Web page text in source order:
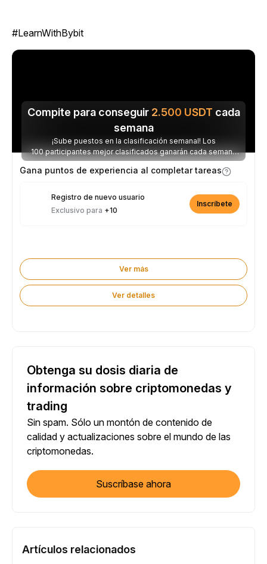
#LearnWithBybit
Compite para conseguir 2.500 USDT cada
semana
¡Sube puestos en la clasificación semanal! Los
100 participantes mejor clasificados ganarán cada semana
parte de los 2.500 USDT disponibles.
Gana puntos de experiencia al completar tareas
Registro de nuevo usuario
Exclusivo para +10
Inscríbete
Ver más
Ver detalles
Obtenga su dosis diaria de
información sobre criptomonedas y
trading
Sin spam. Sólo un montón de contenido de
calidad y actualizaciones sobre el mundo de las
criptomonedas.
Suscríbase ahora
Artículos relacionados